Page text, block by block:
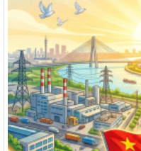
Nghị quyết về chương
xã Hưng Thịnh năm 2026
Thời gian đăng: 09/06/
lượt xem: 95 | lượt tải:40
1277/QĐ-UBND
Quyết định về việc phê
Chủ tịch Ủy ban nhân dân
2026 - 2031
Thời gian đăng: 13/04/